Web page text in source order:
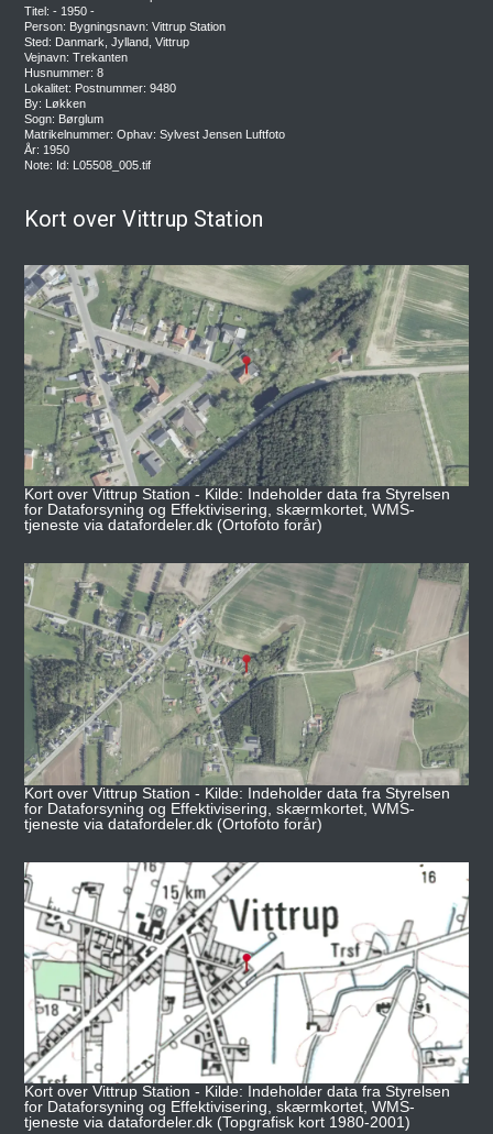
Titel: - 1950 -
Person: Bygningsnavn: Vittrup Station
Sted: Danmark, Jylland, Vittrup
Vejnavn: Trekanten
Husnummer: 8
Lokalitet: Postnummer: 9480
By: Løkken
Sogn: Børglum
Matrikelnummer: Ophav: Sylvest Jensen Luftfoto
År: 1950
Note: Id: L05508_005.tif
Kort over Vittrup Station
Kort over Vittrup Station - Kilde: Indeholder data fra Styrelsen
for Dataforsyning og Effektivisering, skærmkortet, WMS-
tjeneste via datafordeler.dk (Ortofoto forår)
Kort over Vittrup Station - Kilde: Indeholder data fra Styrelsen
for Dataforsyning og Effektivisering, skærmkortet, WMS-
tjeneste via datafordeler.dk (Ortofoto forår)
Kort over Vittrup Station - Kilde: Indeholder data fra Styrelsen
for Dataforsyning og Effektivisering, skærmkortet, WMS-
tjeneste via datafordeler.dk (Topgrafisk kort 1980-2001)